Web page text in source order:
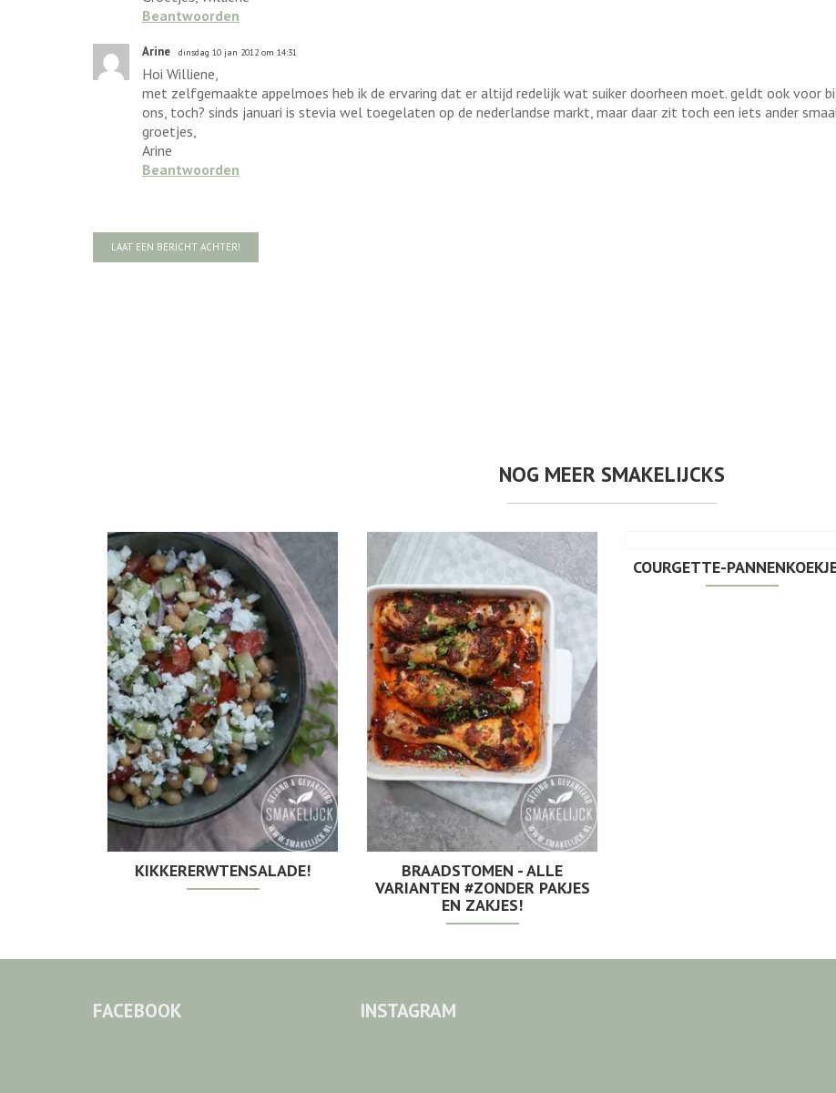
Beantwoorden
Arine dinsdag 10 jan 2012 om 14:31
Hoi Williene,
met zelfgemaakte appelmoes heb ik de ervaring dat er altijd redelijk wat suiker doorheen moet. geldt ook voor
ons, toch? sinds januari is stevia wel toegelaten op de nederlandse markt, maar daar zit toch een iets ander
groetjes,
Arine
Beantwoorden
LAAT EEN BERICHT ACHTER!
NOG MEER SMAKELIJCKS
KIKKERERWTENSALADE!
BRAADSTOMEN - ALLE
VARIANTEN #ZONDER PAKJES
EN ZAKJES!
COURGETTE-
FACEBOOK INSTAGRAM